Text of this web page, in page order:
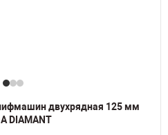
двухрядная 125 мм
DIAMANT